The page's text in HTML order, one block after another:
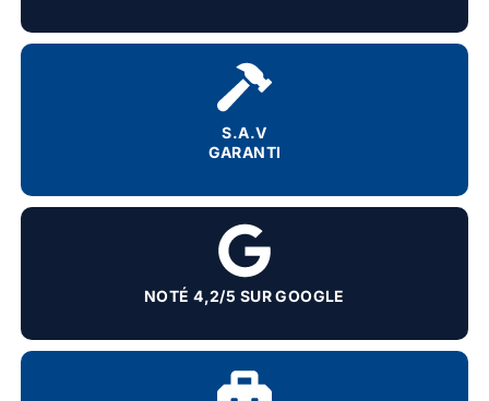
S.A.V
GARANTI
NOTÉ 4,2/5 SUR GOOGLE